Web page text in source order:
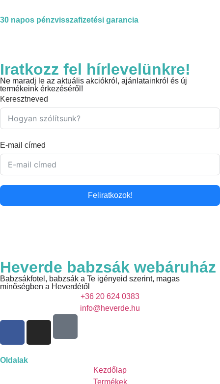
30 napos pénzvisszafizetési garancia
Iratkozz fel hírlevelünkre!
Ne maradj le az aktuális akciókról, ajánlatainkról és új
termékeink érkezéséről!
Keresztneved
E-mail címed
Feliratkozok!
Heverde babzsák webáruház
Babzsákfotel, babzsák a Te igényeid szerint, magas
minőségben a Heverdétől
+36 20 624 0383
info@heverde.hu
Oldalak
Kezdőlap
Termékek